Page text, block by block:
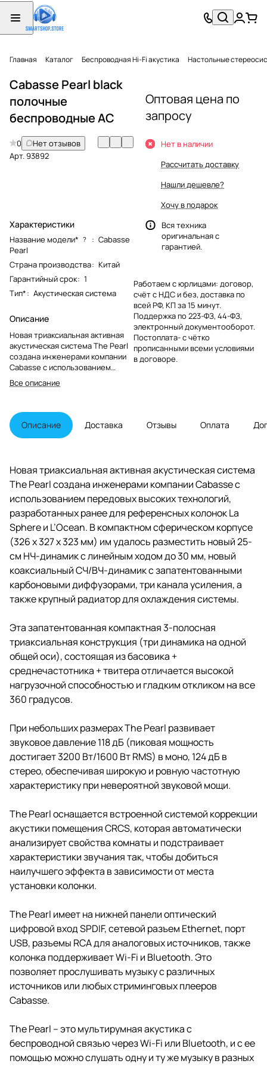
Главная Каталог Беспроводная Hi-Fi акустика Настольные
Cabasse Pearl black
полочные
беспроводные АС
0
Нет отзывов
Арт.93892
Характеристики
Название модели* ? : Cabasse
Pearl
Страна производства: Китай
Гарантийный срок: 1
Тип*: Акустическая система
Описание
Новая триаксиальная активная
акустическая система The Pearl
создана инженерами компании
Cabasse с использованием
передовых высоких технологий,
разработанных ранее для
и L’Ocean. В компактном
сферическом корпусе (326 x 327
x 323 мм) им удалось разместить
новый коаксиальный СЧ/ВЧ-
динамик с запатентованными
карбоновыми диффузорами, три
канала усиления, а также
крупный радиатор для
охлаждения системы.
Все описание
Оптовая цена по
запросу
Нет в наличии
Рассчитать доставку
Нашли дешевле?
Хочу в подарок
Вся техника
оригинальная с
гарантией.
Работаем с юрлицами: договор,
счёт с НДС и без, доставка по
всей РФ, КП за 15 минут.
Поддержка по 223-ФЗ, 44-ФЗ,
электронный документооборот.
Постоплата- с чётко
прописанными всеми условиями
в договоре.
Описание Доставка Отзывы Оплата
Новая триаксиальная активная акустическая система
The Pearl создана инженерами компании Cabasse с
использованием передовых высоких технологий,
разработанных ранее для референсных колонок La
Sphere и L’Ocean. В компактном сферическом корпусе
(326 x 327 x 323 мм) им удалось разместить новый 25-
см НЧ-динамик с линейным ходом до 30 мм, новый
коаксиальный СЧ/ВЧ-динамик с запатентованными
карбоновыми диффузорами, три канала усиления, а
также крупный радиатор для охлаждения системы.
Эта запатентованная компактная 3-полосная
триаксиальная конструкция (три динамика на одной
общей оси), состоящая из басовика +
среднечастотника + твитера отличается высокой
нагрузочной способностью и гладким откликом на все
360 градусов.
При небольших размерах The Pearl развивает
звуковое давление 118 дБ (пиковая мощность
достигает 3200 Вт/1600 Вт RMS) в моно, 124 дБ в
стерео, обеспечивая широкую и ровную частотную
характеристику при невероятной звуковой мощи.
The Pearl оснащается встроенной системой коррекции
акустики помещения CRCS, которая автоматически
анализирует свойства комнаты и подстраивает
характеристики звучания так, чтобы добиться
наилучшего эффекта в зависимости от места
установки колонки.
The Pearl имеет на нижней панели оптический
цифровой вход SPDIF, сетевой разъем Ethernet, порт
USB, разъемы RCA для аналоговых источников, также
колонка поддерживает Wi-Fi и Bluetooth. Это
позволяет прослушивать музыку с различных
источников или любых стриминговых плееров
Cabasse.
The Pearl – это мультирумная акустика с
беспроводной связью через Wi-Fi или Bluetooth, и с ее
помощью можно слушать одну и ту же музыку в разных